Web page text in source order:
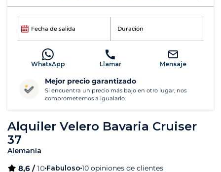
Alquiler Velero Bavaria Cruiser
37
Alemania
8,6 /10 Fabuloso 10 opiniones de clientes
Fecha de salida Duración
WhatsApp Llamar Mensaje
Mejor precio garantizado
Si encuentra un precio más bajo en otro lugar, nos
comprometemos a igualarlo.